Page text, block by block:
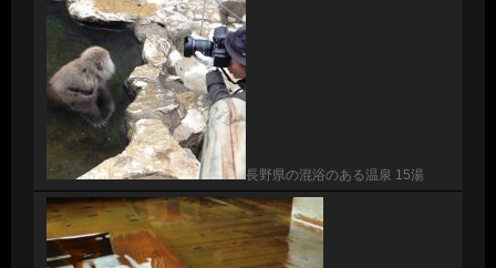
長野県の混浴のある温泉 15湯